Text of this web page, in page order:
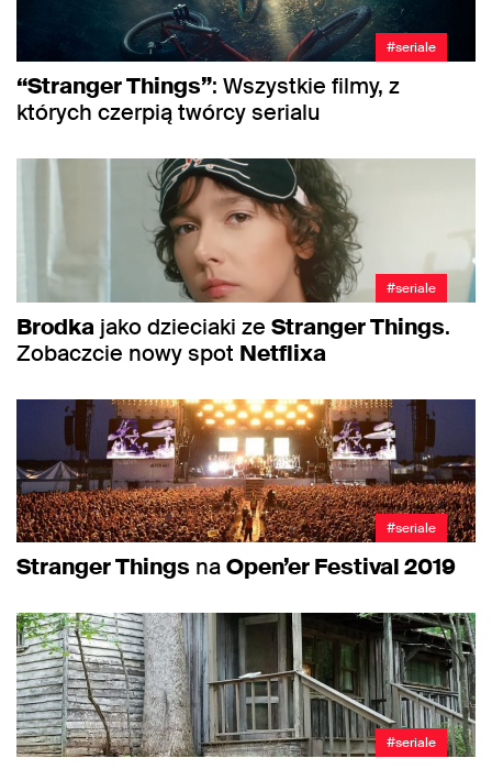
#seriale
“Stranger Things”: Wszystkie filmy, z
których czerpią twórcy serialu
#seriale
Brodka jako dzieciaki ze Stranger Things.
Zobaczcie nowy spot Netflixa
#seriale
Stranger Things naOpen’er Festival 2019
#seriale